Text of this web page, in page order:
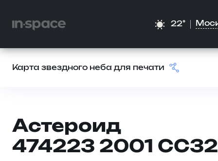
22°
Карта звездного неба для печати
Астероид
474223 2001 CC32